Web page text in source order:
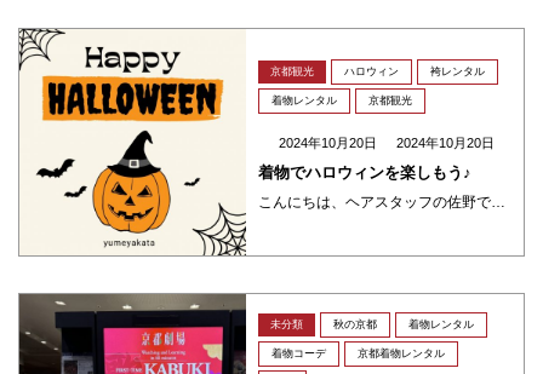
京都観光 ハロウィン 袴レンタル
着物レンタル 京都観光
2024年10月20日 2024年10月20日
着物でハロウィンを楽しもう♪
未分類 秋の京都 着物レンタル
着物コーデ 京都着物レンタル